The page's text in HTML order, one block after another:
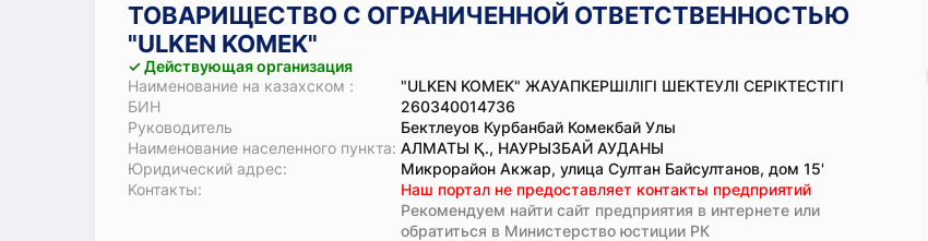
ТОВАРИЩЕСТВО С ОГРАНИЧЕННОЙ ОТВЕТСТВЕННОСТЬЮ
"ULKEN KOMEK"
✓ Действующая организация
Наименование на казахском :
"ULKEN KOMEK" ЖАУАПКЕРШІЛІГІ ШЕКТЕУЛІ СЕРІКТЕСТІГІ
БИН
260340014736
Руководитель
Бектлеуов Курбанбай Комекбай Улы
Наименование населенного пункта: АЛМАТЫ Қ., НАУРЫЗБАЙ АУДАНЫ
Юридический адрес:
Микрорайон Акжар, улица Султан Байсултанов, дом 15'
Koнтaкты:
Наш портал не предоставляет контакты предприятий
Рекомендуем найти сайт предприятия в интернете или
обратиться в Министерство юстиции РК